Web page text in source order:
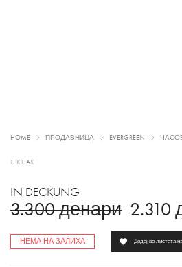
HOME ПРОДАВНИЦА EVERGREEN
FLIK FLAK
IN DECKUNG
3.300денари 2.310
НЕМА НА ЗАЛИХА Додај во листата